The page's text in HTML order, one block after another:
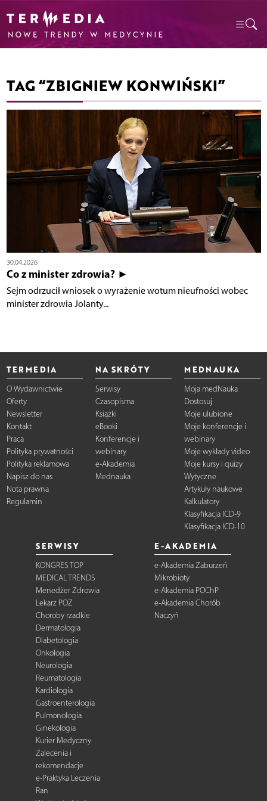
TAG “ZBIGNIEW KONWIŃSKI”
30.04.2026
Co z minister zdrowia? ►
Sejm odrzucił wniosek o wyrażenie wotum nieufności wobec
minister zdrowia Jolanty...
TERMEDIA
O Wydawnictwie
Oferty
Newsletter
Kontakt
Praca
Polityka prywatności
Polityka reklamowa
Napisz do nas
Nota prawna
Regulamin
NA SKRÓTY
Serwisy
Czasopisma
Książki
eBooki
Konferencje i
webinary
e-Akademia
Mednauka
MEDNAUKA
Moja medNauka
Dostosuj
Moje ulubione
Moje konferencje i
webinary
Moje wykłady video
Moje kursy i quizy
Wytyczne
Artykuły naukowe
Kalkulatory
Klasyfikacja ICD-9
Klasyfikacja ICD-10
SERWISY
KONGRES TOP
MEDICAL TRENDS
Menedżer Zdrowia
Lekarz POZ
Choroby rzadkie
Dermatologia
Diabetologia
Onkologia
Neurologia
Reumatologia
Kardiologia
Gastroenterologia
Pulmonologia
Ginekologia
Kurier Medyczny
Zalecenia i
rekomendacje
e-Praktyka Leczenia
Ran
E-AKADEMIA
e-Akademia Zaburzeń
Mikrobioty
e-Akademia POChP
e-Akademia Chorób
Naczyń